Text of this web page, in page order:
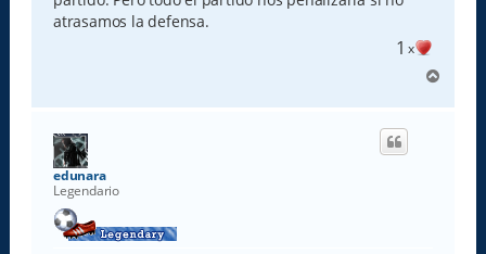
atrasamos la defensa.
1 x
r
edunara
Legendario